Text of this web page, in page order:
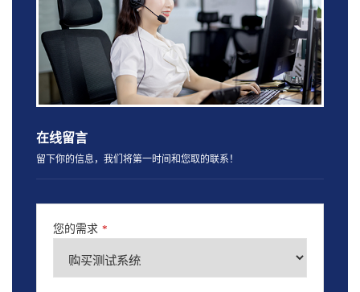
在线留言
留下你的信息，我们将第一时间和您取的联系！
您的需求 *